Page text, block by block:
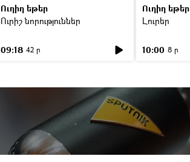
Ուղիղ եթեր
Ուրիշ նորություններ
09:18 42 ր
Ուղիղ եթեր
Լուրեր
10:00 8 ր